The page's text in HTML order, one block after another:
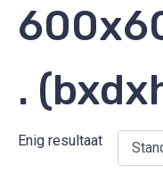
.
Enig resultaat